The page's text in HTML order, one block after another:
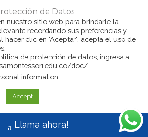
de Datos
nuestro sitio web para brindarle la
recordando sus preferencias y
hacer clic en "Aceptar", acepta el uso de
de protección de datos, ingresa a
doc/
information
Accept
Llama ahora!